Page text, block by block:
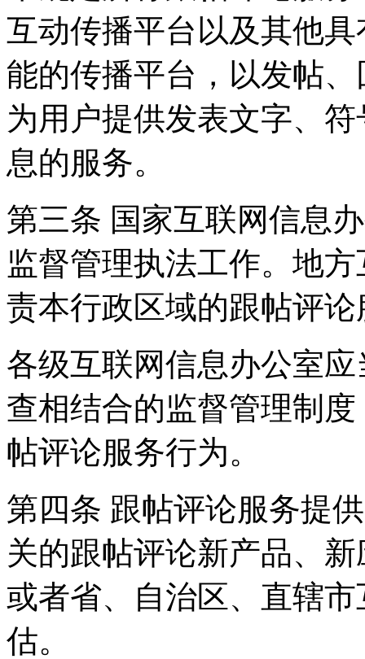
互动传播平台以及其他
能的传播平台，以发帖
为用户提供发表文字、
息的服务。
第三条 国家互联网信息
监督管理执法工作。地
责本行政区域的跟帖评
各级互联网信息办公室
查相结合的监督管理制
帖评论服务行为。
第四条 跟帖评论服务提
关的跟帖评论新产品、
或者省、自治区、直辖
估。